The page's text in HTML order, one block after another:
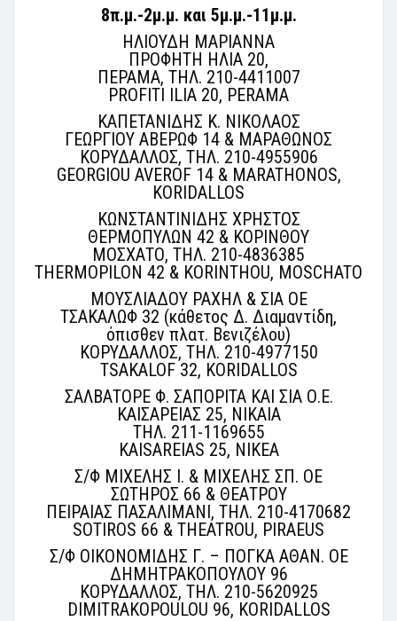
8π.μ.-2μ.μ. και 5μ.μ.-11μ.μ.
ΗΛΙΟΥΔΗ ΜΑΡΙΑΝΝΑ
ΠΡΟΦΗΤΗ ΗΛΙΑ 20,
ΠΕΡΑΜΑ, ΤΗΛ. 210-4411007
PROFITI ILIA 20, PERAMA
ΚΑΠΕΤΑΝΙΔΗΣ Κ. ΝΙΚΟΛΑΟΣ
ΓΕΩΡΓΙΟΥ ΑΒΕΡΩΦ 14 & ΜΑΡΑΘΩΝΟΣ
ΚΟΡΥΔΑΛΛΟΣ, ΤΗΛ. 210-4955906
GEORGIOU AVEROF 14 & MARATHONOS,
KORIDALLOS
ΚΩΝΣΤΑΝΤΙΝΙΔΗΣ ΧΡΗΣΤΟΣ
ΘΕΡΜΟΠΥΛΩΝ 42 & ΚΟΡΙΝΘΟΥ
ΜΟΣΧΑΤΟ, ΤΗΛ. 210-4836385
THERMOPILON 42 & KORINTHOU, MOSCHATO
ΜΟΥΣΛΙΑΔΟΥ ΡΑΧΗΛ & ΣΙΑ ΟΕ
ΤΣΑΚΑΛΩΦ 32 (κάθετος Δ. Διαμαντίδη,
όπισθεν πλατ. Βενιζέλου)
ΚΟΡΥΔΑΛΛΟΣ, ΤΗΛ. 210-4977150
TSAKALOF 32, KORIDALLOS
ΣΑΛΒΑΤΟΡΕ Φ. ΣΑΠΟΡΙΤΑ ΚΑΙ ΣΙΑ Ο.Ε.
ΚΑΙΣΑΡΕΙΑΣ 25, ΝΙΚΑΙΑ
ΤΗΛ. 211-1169655
KAISAREIAS 25, NIKEA
Σ/Φ ΜΙΧΕΛΗΣ Ι. & ΜΙΧΕΛΗΣ ΣΠ. ΟΕ
ΣΩΤΗΡΟΣ 66 & ΘΕΑΤΡΟΥ
ΠΕΙΡΑΙΑΣ ΠΑΣΑΛΙΜΑΝΙ, ΤΗΛ. 210-4170682
SOTIROS 66 & THEATROU, PIRAEUS
Σ/Φ ΟΙΚΟΝΟΜΙΔΗΣ Γ. – ΠΟΓΚΑ ΑΘΑΝ. ΟΕ
ΔΗΜΗΤΡΑΚΟΠΟΥΛΟΥ 96
ΚΟΡΥΔΑΛΛΟΣ, ΤΗΛ. 210-5620925
DIMITRAKOPOULOU 96, KORIDALLOS